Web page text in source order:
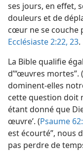
ses jours, en effet,
douleurs et de
cœur ne se couche
Ecclésiaste 2:22, 23.
La Bible qualifie
d’“œuvres mortes”. (
dominent-​elles
cette question doit
étant donné que
œuvre’. (Psaume
est écourté”, nous
pas perdre de